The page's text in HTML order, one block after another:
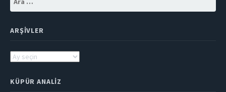
ARŞIVLER
Arşivler
KÜPÜR ANALIZ